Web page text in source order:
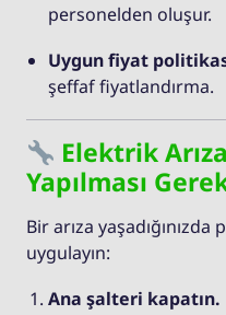
personelden oluşur.
Uygun fiyat
şeffaf fiyatlandırma.
Elektrik
Yapılması
Bir arıza
uygulayın:
Ana şalteri kapatın.